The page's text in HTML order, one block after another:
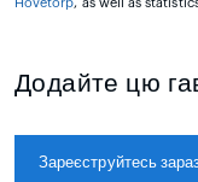
Hovetorp, as well as
Додайте цю
Зареєструйтесь